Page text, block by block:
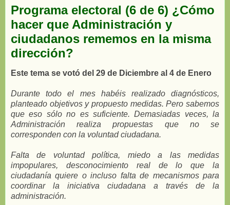
Programa electoral (6 de 6) ¿Cómo
hacer que Administración y
ciudadanos rememos en la misma
dirección?
Este tema se votó del 29 de Diciembre al 4 de Enero
Durante todo el mes habéis realizado diagnósticos,
planteado objetivos y propuesto medidas. Pero sabemos
que eso sólo no es suficiente. Demasiadas veces, la
Administración realiza propuestas que no se
corresponden con la voluntad ciudadana.
Falta de voluntad política, miedo a las medidas
impopulares, desconocimiento real de lo que la
ciudadanía quiere o incluso falta de mecanismos para
coordinar la iniciativa ciudadana a través de la
administración.